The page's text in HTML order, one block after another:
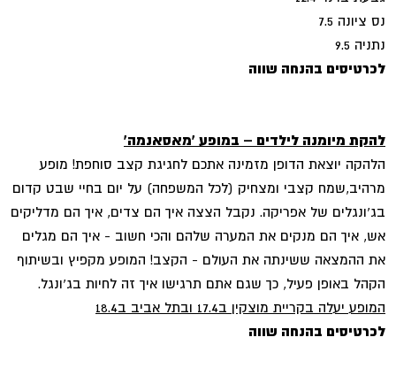
נס ציונה 7.5
נתניה 9.5
לכרטיסים בהנחה שווה
להקת מיומנה לילדים – במופע 'מאסאנמה'
הלהקה יוצאת הדופן מזמינה אתכם לחגיגת קצב סוחפת! מופע
מרהיב,שמח קצבי ומצחיק (לכל המשפחה) על יום בחיי שבט קדום
בג'ונגלים של אפריקה. נקבל הצצה איך הם צדים, איך הם מדליקים
אש, איך הם מנקים את המערה שלהם והכי חשוב - איך הם מגלים
את ההמצאה ששינתה את העולם - הקצב! המופע מקפיץ ובשיתוף
הקהל באופן פעיל, כך שגם אתם תרגישו איך זה לחיות בג'ונגל.
המופע יעלה בקריית מוצקין ב17.4 ובתל אביב ב18.4
לכרטיסים בהנחה שווה